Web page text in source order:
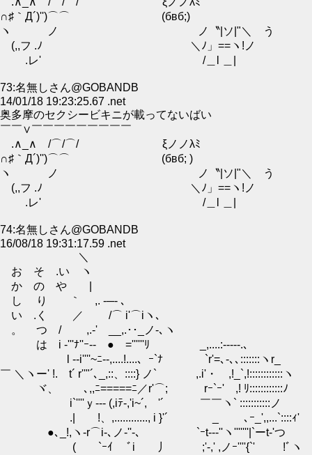
∩♯｀Д´)'')⌒⌒ (бвб;)
ヽ ノ ノ〝|ソ|"＼ う
(,,フ .ﾉ ＼ﾉ」==ヽ!ノ
.レ' /＿l ＿|
73:名無しさん@GOBANDB
14/01/18 19:23:25.67 .net
奥多摩のセクシービキニが載ってないばい
￣￣∨￣￣￣￣￣￣￣￣￣
.∧_∧ /⌒/⌒/ ξノノλﾐ
∩♯｀Д´)'')⌒⌒ (бвб; )
ヽ ノ ノ〝|ソ|"＼ う
(,,フ .ﾉ ＼ﾉ」==ヽ!ノ
.レ' /＿l ＿|
74:名無しさん@GOBANDB
16/08/18 19:31:17.59 .net
＼
お そ .い ヽ
か の や |
し り ｀ ,. -─- ､
い .く ／ /⌒ i'⌒iヽ､
。 つ / ,.-'ゝ__,.･･_ノ-､ヽ
は i ‐'''ﾅ''ｰ-- ● =''''''ﾘ _,....:-‐‐‐-.､
l -‐i''''~ﾆ-‐,....!....、ｰ`ﾅ `r'=､-､､:::::::ヽr_
￣ ＼ヽー' !. t´ r''"´､_,::、::::} ノ` ,.i'・ ,!_`,!::::::::::::ヽ
ヾ、 ゝゝ､,,ﾆ=====ﾆ／r'⌒; rｰ`ｰ' ,! ﾘ::::::::::::ﾉ
i`''''ｙ--- (,iﾃ‐,'i~´,ゝ'´ ￣￣ヽ` :::::::::::ノ
.| !、,............, i }'´ _ ､ｰ_',,...`::::ｨ'
●､_!,ヽ-r⌒i-､ノ-''‐､ ゝ`ｰt---''ヽ'''''''|`ーt-'つ
( `ｰｲ ﾞi 丿 ;'-,' ,ノｰ''''{`' !ﾞヽ